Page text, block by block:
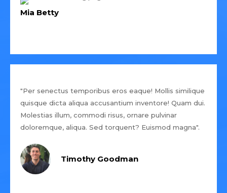
Mia Betty
"Per senectus temporibus eros eaque! Mollis similique
quisque dicta aliqua accusantium inventore! Quam dui.
Molestias illum, commodi risus, ornare pulvinar
doloremque, aliqua. Sed torquent? Euismod magna".
Timothy Goodman